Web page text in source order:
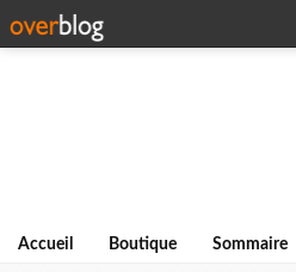
Accueil Boutique Sommaire